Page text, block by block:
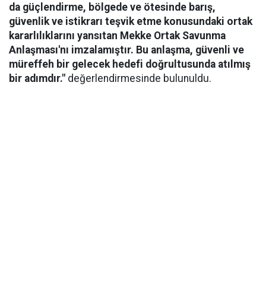
da güçlendirme, bölgede ve ötesinde barış,
güvenlik ve istikrarı teşvik etme konusundaki ortak
kararlılıklarını yansıtan Mekke Ortak Savunma
Anlaşması'nı imzalamıştır. Bu anlaşma, güvenli ve
müreffeh bir gelecek hedefi doğrultusunda atılmış
bir adımdır." değerlendirmesinde bulunuldu.